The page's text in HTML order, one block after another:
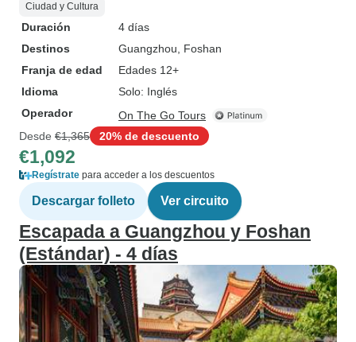
Ciudad y Cultura
Duración
4 días
Destinos
Guangzhou , Foshan
Franja de edad
Edades 12+
Idioma
Solo: Inglés
Operador
On The Go Tours
Desde €1,365 20% de descuento
€1,092
Regístrate para acceder a los descuentos
Descargar folleto Ver circuito
Escapada a Guangzhou y Foshan
(Estándar) - 4 días